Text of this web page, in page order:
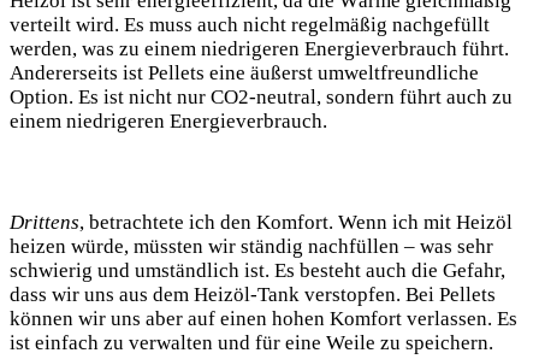
verteilt wird. Es muss auch nicht regelmäßig nachgefüllt
werden, was zu einem niedrigeren Energieverbrauch führt.
Andererseits ist Pellets eine äußerst umweltfreundliche
Option. Es ist nicht nur CO2-neutral, sondern führt auch zu
einem niedrigeren Energieverbrauch.
Drittens, betrachtete ich den Komfort. Wenn ich mit Heizöl
heizen würde, müssten wir ständig nachfüllen – was sehr
schwierig und umständlich ist. Es besteht auch die Gefahr,
dass wir uns aus dem Heizöl-Tank verstopfen. Bei Pellets
können wir uns aber auf einen hohen Komfort verlassen. Es
ist einfach zu verwalten und für eine Weile zu speichern.